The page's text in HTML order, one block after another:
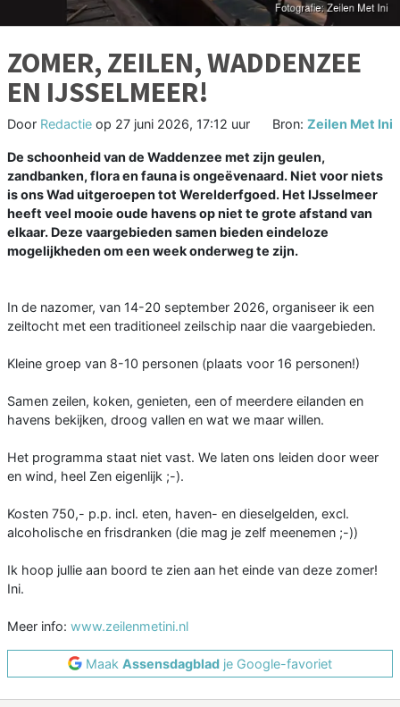
ZOMER, ZEILEN, WADDENZEE
EN IJSSELMEER!
Door Redactie op 27 juni 2026, 17:12 uur Bron: Zeilen Met Ini
De schoonheid van de Waddenzee met zijn geulen,
zandbanken, flora en fauna is ongeëvenaard. Niet voor niets
is ons Wad uitgeroepen tot Werelderfgoed. Het IJsselmeer
heeft veel mooie oude havens op niet te grote afstand van
elkaar. Deze vaargebieden samen bieden eindeloze
mogelijkheden om een week onderweg te zijn.
In de nazomer, van 14-20 september 2026, organiseer ik een
zeiltocht met een traditioneel zeilschip naar die vaargebieden.
Kleine groep van 8-10 personen (plaats voor 16 personen!)
Samen zeilen, koken, genieten, een of meerdere eilanden en
havens bekijken, droog vallen en wat we maar willen.
Het programma staat niet vast. We laten ons leiden door weer
en wind, heel Zen eigenlijk ;-).
Kosten 750,- p.p. incl. eten, haven- en dieselgelden, excl.
alcoholische en frisdranken (die mag je zelf meenemen ;-))
Ik hoop jullie aan boord te zien aan het einde van deze zomer!
Ini.
Meer info: www.zeilenmetini.nl
Maak Assensdagblad je Google-favoriet